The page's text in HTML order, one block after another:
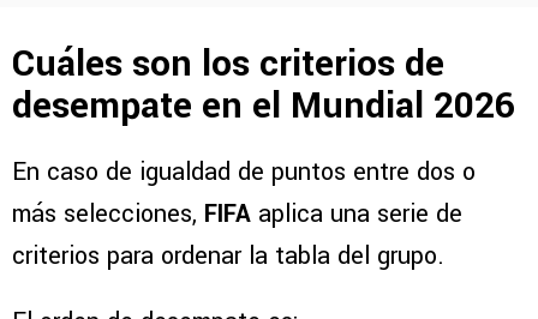
Cuáles son los criterios de
desempate en el Mundial 2026
En caso de igualdad de puntos entre dos o
más selecciones, FIFA aplica una serie de
criterios para ordenar la tabla del grupo.